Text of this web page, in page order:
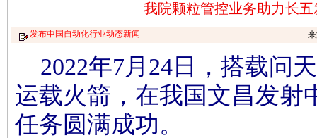
我院颗粒管控业务助力长
发布中国自动化行业动态新闻 来
2022年7月24日，搭载问
运载火箭，在我国文昌发射
任务圆满成功。